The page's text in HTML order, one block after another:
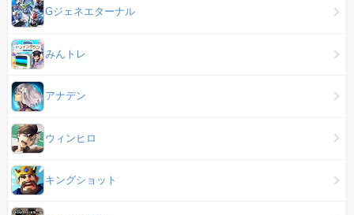
Gジェネエターナル
みんトレ
アナデン
ウィンヒロ
キングショット